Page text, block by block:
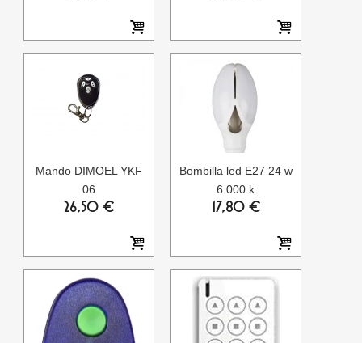
Mando DIMOEL YKF
06
26,50 €
Bombilla led E27 24 w
6.000 k
17,80 €